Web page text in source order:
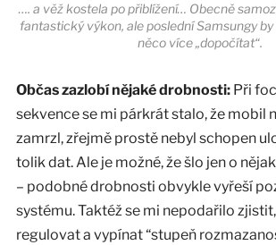
…. a věž kostela po přiblížení… Obecně
fantastický výkon, ale poslední Samsungy
něco více „dopočítat“.
Občas zazlobí nějaké drobnosti:Při
sekvence se mi párkrát stalo, že mobil
zamrzl, zřejmě prostě nebyl schopen
tolik dat. Ale je možné, že šlo jen o
– podobné drobnosti obvykle vyřeší
systému. Taktéž se mi nepodařilo
regulovat a vypínat “stupeň